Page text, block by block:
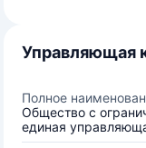
Управляющая
Полное
Общество с
единая